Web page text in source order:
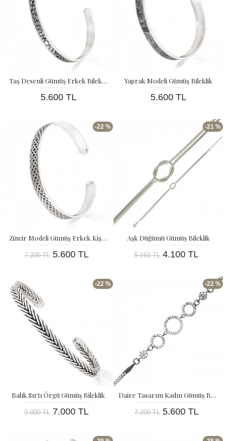
Taş Desenli Gümüş Erkek Bilekliği
5.600 TL
Yaprak Modeli Gümüş Bileklik
5.600 TL
-22 %
Zincir Modeli Gümüş Erkek Kişiselleştirilebilir Bileklik
7.200 TL 5.600 TL
-21 %
Aşk Düğümü Gümüş Bileklik
5.160 TL 4.100 TL
-22 %
Balık Sırtı Örgü Gümüş Bileklik
9.000 TL 7.000 TL
-22 %
Daire Tasarım Kadın Gümüş Bileklik
7.200 TL 5.600 TL